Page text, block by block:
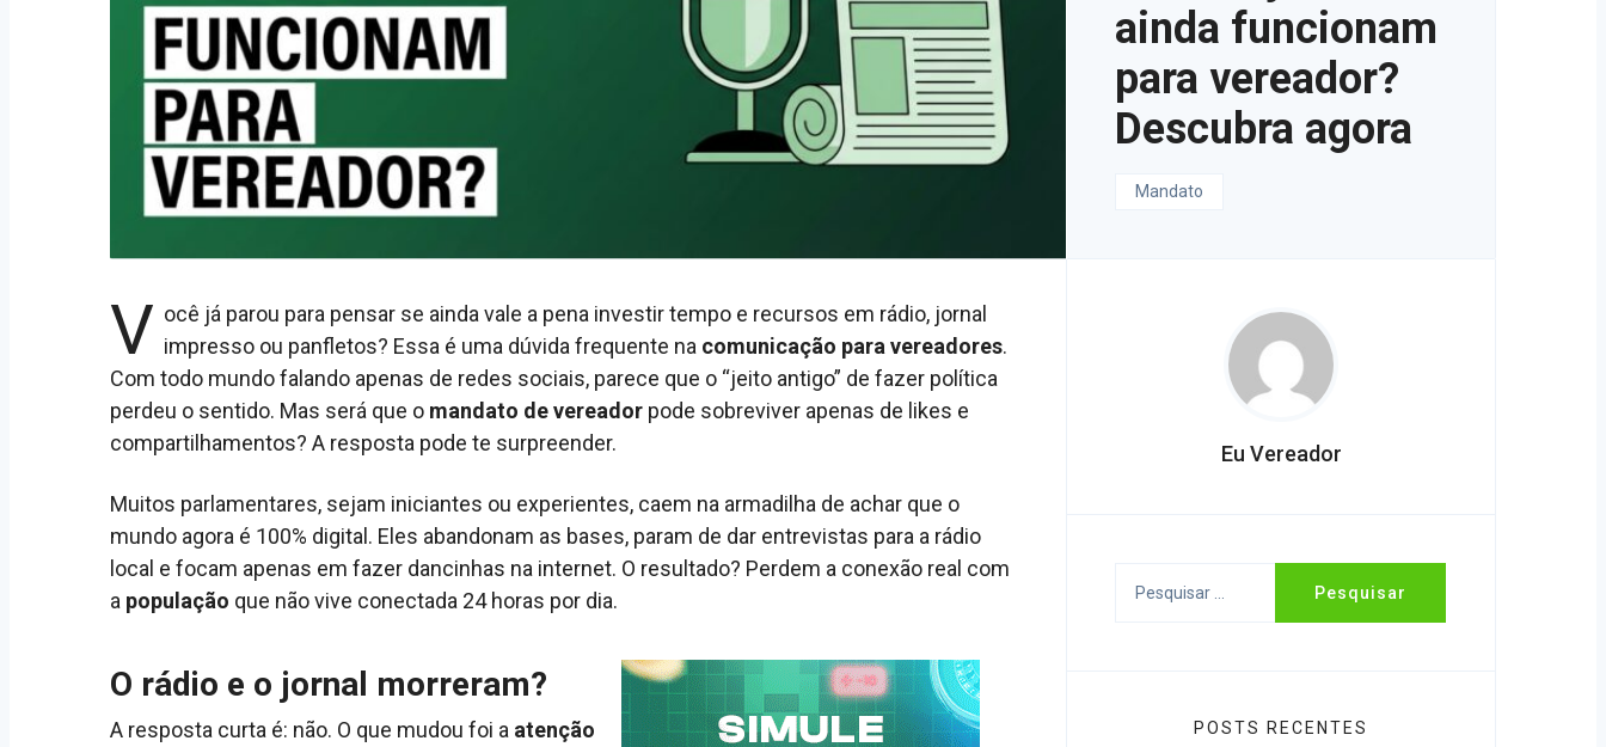
ainda funcionam
para vereador?
Descubra agora
Mandato
V ocê já parou para pensar se ainda vale a pena investir tempo e recursos em rádio, jornal
impresso ou panfletos? Essa é uma dúvida frequente na comunicação para vereadores.
Com todo mundo falando apenas de redes sociais, parece que o “jeito antigo” de fazer política
perdeu o sentido. Mas será que o mandato de vereador pode sobreviver apenas de likes e
compartilhamentos? A resposta pode te surpreender.
Muitos parlamentares, sejam iniciantes ou experientes, caem na armadilha de achar que o
mundo agora é 100% digital. Eles abandonam as bases, param de dar entrevistas para a rádio
local e focam apenas em fazer dancinhas na internet. O resultado? Perdem a conexão real com
a população que não vive conectada 24 horas por dia.
O rádio e o jornal morreram?
A resposta curta é: não. O que mudou foi a atenção
Eu Vereador
POSTS RECENTES